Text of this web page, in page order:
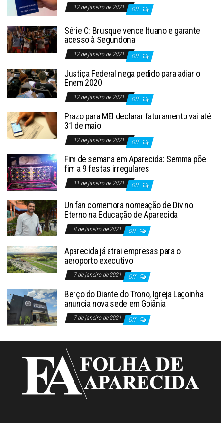
12 de janeiro de 2021 Off
Série C: Brusque vence Ituano e garante
acesso à Segundona
12 de janeiro de 2021 Off
Justiça Federal nega pedido para adiar o
Enem 2020
12 de janeiro de 2021 Off
Prazo para MEI declarar faturamento vai até
31 de maio
12 de janeiro de 2021 Off
Fim de semana em Aparecida: Semma põe
fim a 9 festas irregulares
11 de janeiro de 2021 Off
Unifan comemora nomeação de Divino
Eterno na Educação de Aparecida
8 de janeiro de 2021 Off
Aparecida já atrai empresas para o
aeroporto executivo
7 de janeiro de 2021 Off
Berço do Diante do Trono, Igreja Lagoinha
anuncia nova sede em Goiânia
7 de janeiro de 2021 Off